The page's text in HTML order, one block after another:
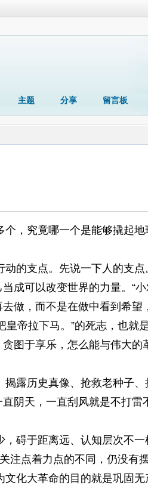
主题 分享 留言板
究竟哪一个是能够撬起地
支点。先说一下人的支点
成可以改变世界的力量。“小
做，而不是在做中看到希
帝拉下马。”的死志，也就
图于享乐，怎么能与伟大的
历史真像、抢救老种子、
阴天，一直刮风就是不打
于距离远、认知层次不一
注点着力点的不同，仍没有
大革命的目的就是巩固无